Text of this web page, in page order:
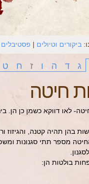
ביקורים וטיולים פסטיבלים
ג ד ה ו ז ח ט
חיטה
לאו דווקא כשמן כן הן.
בהן תהיה קטנה, והגיזוז
מספר תתי סגנונות
בולטות הן: